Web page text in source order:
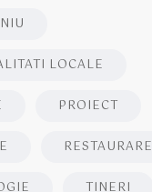
LOCALE
PROIECT
RESTAURARE
TINERI